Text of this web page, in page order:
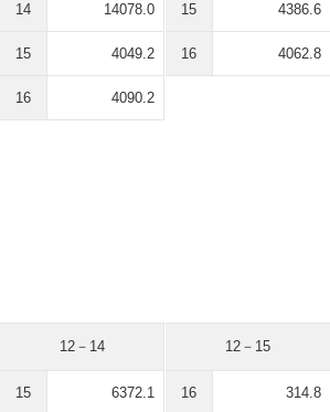
14 14078.0
15 4049.2
16 4090.2
15 4386.6
16 4062.8
12－14
15 6372.1
12－15
16 314.8